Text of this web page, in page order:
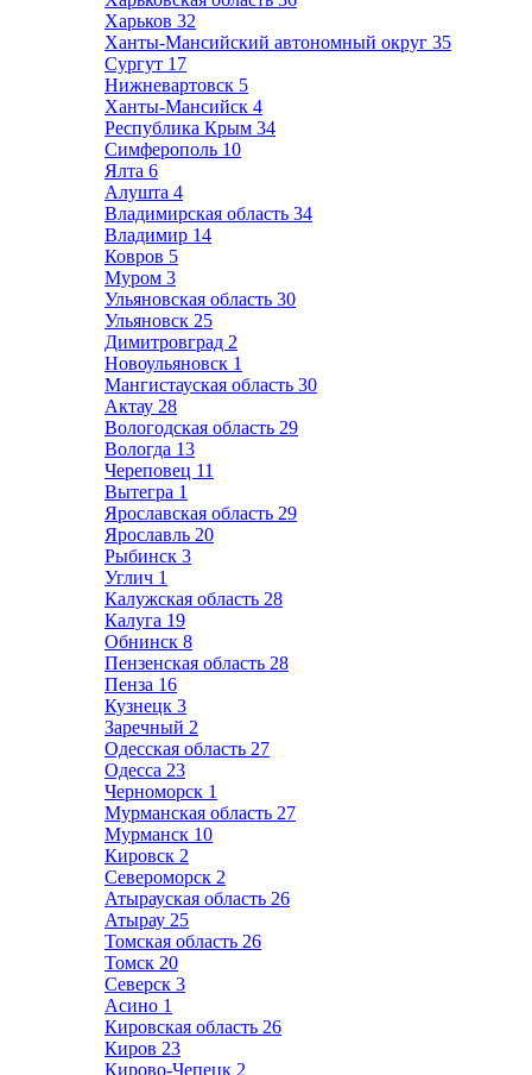
Харьков 32
Ханты-Мансийский автономный округ 35
Сургут 17
Нижневартовск 5
Ханты-Мансийск 4
Республика Крым 34
Симферополь 10
Ялта 6
Алушта 4
Владимирская область 34
Владимир 14
Ковров 5
Муром 3
Ульяновская область 30
Ульяновск 25
Димитровград 2
Новоульяновск 1
Мангистауская область 30
Актау 28
Вологодская область 29
Вологда 13
Череповец 11
Вытегра 1
Ярославская область 29
Ярославль 20
Рыбинск 3
Углич 1
Калужская область 28
Калуга 19
Обнинск 8
Пензенская область 28
Пенза 16
Кузнецк 3
Заречный 2
Одесская область 27
Одесса 23
Черноморск 1
Мурманская область 27
Мурманск 10
Кировск 2
Североморск 2
Атырауская область 26
Атырау 25
Томская область 26
Томск 20
Северск 3
Асино 1
Кировская область 26
Киров 23
Кирово-Чепецк 2